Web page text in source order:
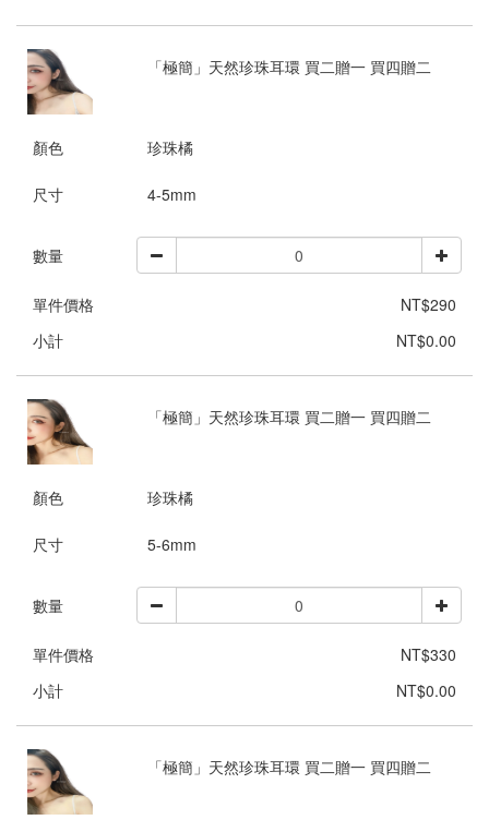
「極簡」天然珍珠耳環 買二贈一 買四贈二
顏色 珍珠橘
尺寸 4-5mm
數量
單件價格
NT$290
小計
NT$0.00
「極簡」天然珍珠耳環 買二贈一 買四贈二
顏色 珍珠橘
尺寸 5-6mm
數量
單件價格
NT$330
小計
NT$0.00
「極簡」天然珍珠耳環 買二贈一 買四贈二